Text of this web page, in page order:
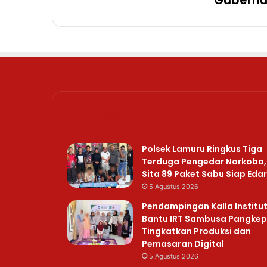
Polsek Lamuru Ringkus Tiga
Terduga Pengedar Narkoba,
Sita 89 Paket Sabu Siap Edar
5 Agustus 2026
Pendampingan Kalla
Bantu IRT Sambusa Pangkep
Tingkatkan Produksi dan
Pemasaran Digital
5 Agustus 2026